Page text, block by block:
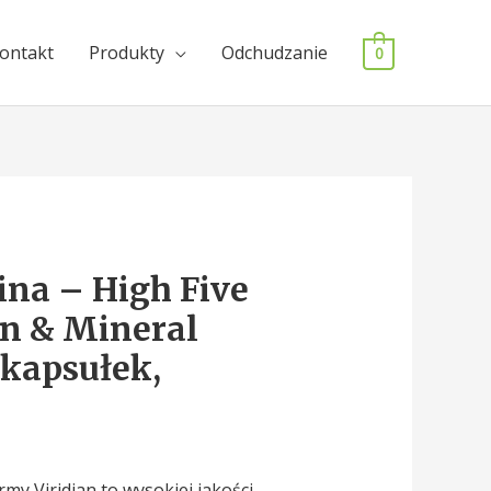
Produkty Odchudzanie 0
– High Five
& Mineral